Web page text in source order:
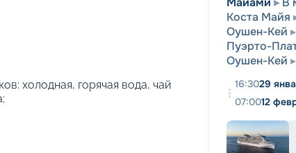
холодная, горячая вода, чай
Коста Майя
Оушен-Кей
Пуэрто-
Оушен-Кей
16:3029
07:0012